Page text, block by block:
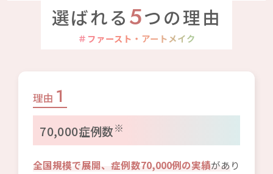
選ばれる5つの理由
＃ファースト・アートメイク
理由 1
70,000症例数※
全国規模で展開、症例数70,000例の実績があり